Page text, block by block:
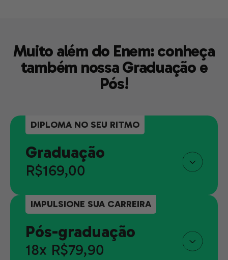
Muito além do Enem: conheça
também nossa Graduação e
Pós!
DIPLOMA NO SEU RITMO
Graduação
R$169,00
IMPULSIONE SUA CARREIRA
Pós-graduação
18x R$79,90